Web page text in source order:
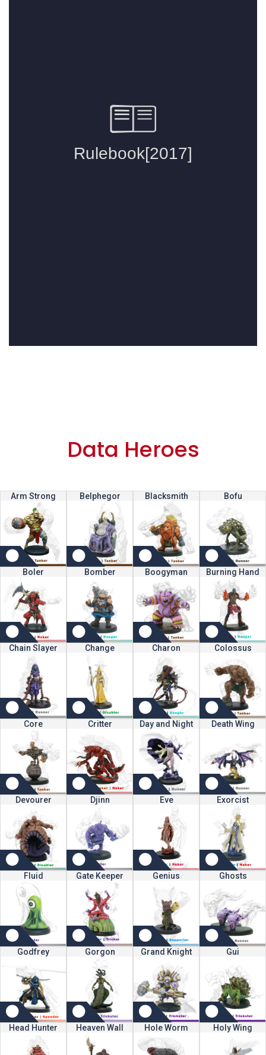
Data Heroes
Arm Strong Belphegor Blacksmith Bofu
Boler Bomber Boogyman Burning Hand
Chain Slayer Change Charon Colossus
Core Critter Day and Night Death Wing
Devourer Djinn Eve Exorcist
Fluid Gate Keeper Genius Ghosts
Godfrey Gorgon Grand Knight Gui
Head Hunter Heaven Wall Hole Worm Holy Wing